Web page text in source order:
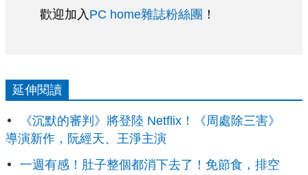
歡迎加入 PC home雜誌粉絲團 ！
延伸閱讀
《沉默的審判》將登陸 Netflix！《周處除三害》
導演新作，阮經天、王淨主演
一週有感！肚子整個都消下去了！免節食，排空